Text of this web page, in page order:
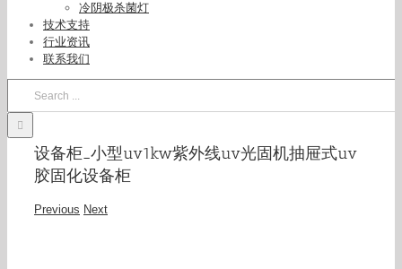
冷阴极杀菌灯
技术支持
行业资讯
联系我们
设备柜_小型uv1kw紫外线uv光固机抽屉式uv
胶固化设备柜
Previous Next